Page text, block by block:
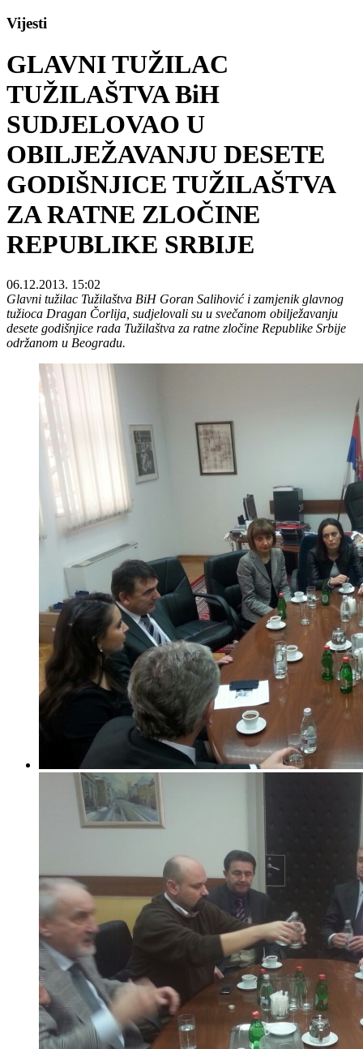
Vijesti
GLAVNI TUŽILAC
TUŽILAŠTVA BiH
SUDJELOVAO U
OBILJEŽAVANJU DESETE
GODIŠNJICE TUŽILAŠTVA
ZA RATNE ZLOČINE
REPUBLIKE SRBIJE
06.12.2013. 15:02
Glavni tužilac Tužilaštva BiH Goran Salihović i zamjenik glavnog
tužioca Dragan Čorlija, sudjelovali su u svečanom obilježavanju
desete godišnjice rada Tužilaštva za ratne zločine Republike Srbije
održanom u Beogradu.